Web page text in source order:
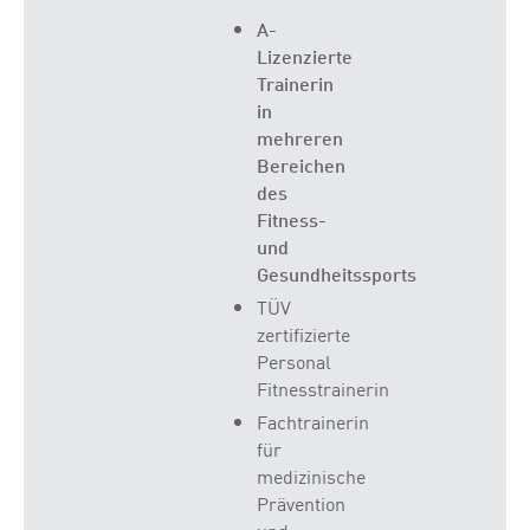
A-
Lizenzierte
Trainerin
in
mehreren
Bereichen
des
Fitness-
und
Gesundheitssports
TÜV
zertifizierte
Personal
Fitnesstrainerin
Fachtrainerin
für
medizinische
Prävention